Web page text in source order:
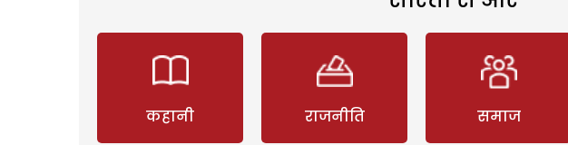
कहानी राजनीति समाज